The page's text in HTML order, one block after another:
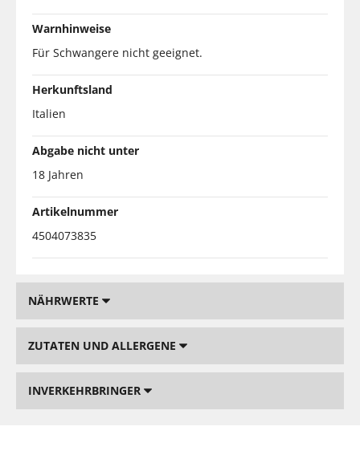
Warnhinweise
Für Schwangere nicht geeignet.
Herkunftsland
Italien
Abgabe nicht unter
18 Jahren
Artikelnummer
4504073835
NÄHRWERTE
ZUTATEN UND ALLERGENE
INVERKEHRBRINGER